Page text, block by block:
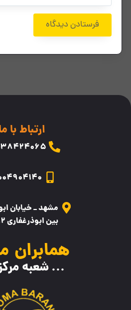
ارتباط با
۰5۱-
مشهد _ خیابان
بین ابوذرغفاری 12 و 14
همابران
... شعبه